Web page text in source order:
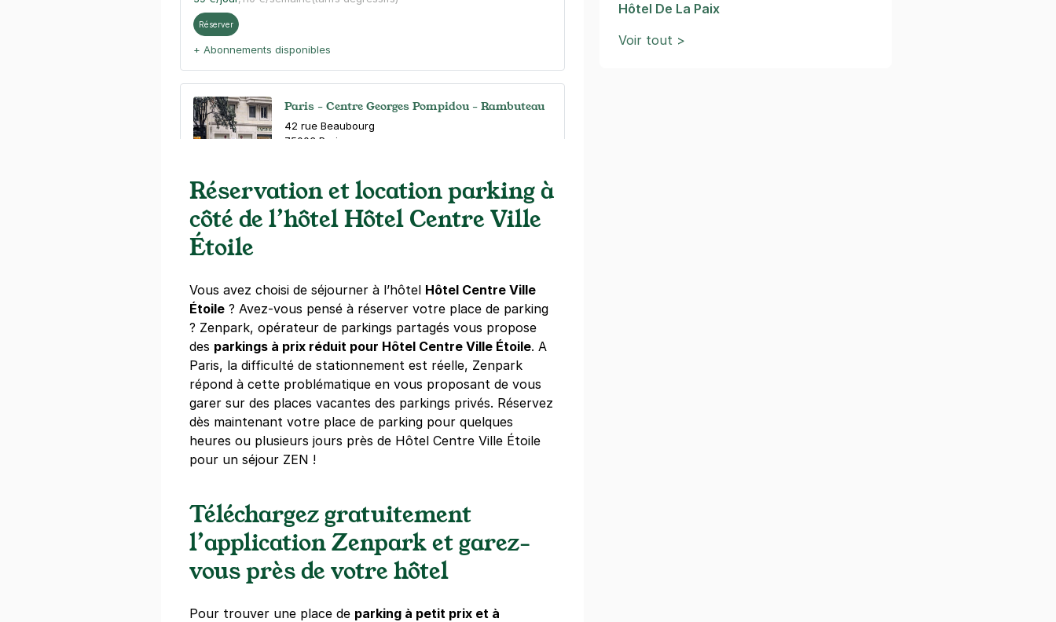
Réserver
+ Abonnements disponibles
Paris - Centre Georges Pompidou - Rambuteau
42 rue Beaubourg
75003 Paris
4 €/heure,36 €/jour,100 €/semaine(tarifs dégressifs)
Réserver
+ Abonnements disponibles
Paris - Les Halles Saint-Eustache - SAEMES
22 rue des Halles
75001Paris
4,5(511 avis)
5,60 € /heure 38,08 €/jour, 169,12 €/semaine (tarifs dégressifs)
Réserver
Paris - Châtelet - Forum des Halles
4,5(467 avis)
4 €/heure,36 €/jour,100 €/semaine(tarifs dégressifs)
Réserver
Réservation et location parking à
côté de l’hôtel Hôtel Centre Ville
Étoile
Vous avez choisi de séjourner à l’hôtel Hôtel Centre Ville
Étoile ? Avez-vous pensé à réserver votre place de parking
? Zenpark, opérateur de parkings partagés vous propose
des parkings à prix réduit pour Hôtel Centre Ville Étoile. A
Paris, la difficulté de stationnement est réelle, Zenpark
répond à cette problématique en vous proposant de vous
garer sur des places vacantes des parkings privés. Réservez
dès maintenant votre place de parking pour quelques
heures ou plusieurs jours près de Hôtel Centre Ville Étoile
pour un séjour ZEN !
Téléchargez gratuitement
l’application Zenpark et garez-
vous près de votre hôtel
Pour trouver une place de parking à petit prix et à
Hôtel De La Paix
Voir tout >